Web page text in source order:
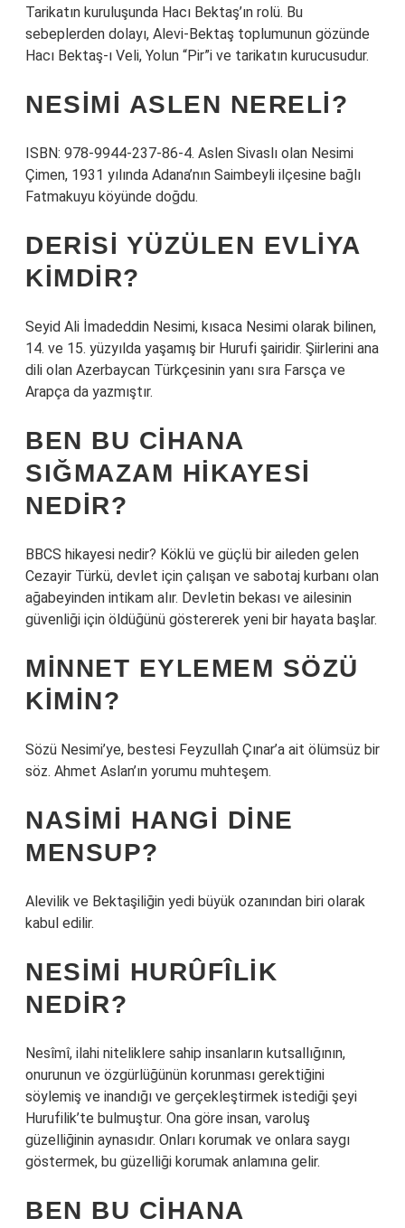
Tarikatın kuruluşunda Hacı Bektaş’ın rolü. Bu
sebeplerden dolayı, Alevi-Bektaş toplumunun gözünde
Hacı Bektaş-ı Veli, Yolun “Pir”i ve tarikatın kurucusudur.
NESIMI ASLEN NERELI?
ISBN: 978-9944-237-86-4. Aslen Sivaslı olan Nesimi
Çimen, 1931 yılında Adana’nın Saimbeyli ilçesine bağlı
Fatmakuyu köyünde doğdu.
DERISI YÜZÜLEN EVLIYA
KIMDIR?
Seyid Ali İmadeddin Nesimi, kısaca Nesimi olarak bilinen,
14. ve 15. yüzyılda yaşamış bir Hurufi şairidir. Şiirlerini ana
dili olan Azerbaycan Türkçesinin yanı sıra Farsça ve
Arapça da yazmıştır.
BEN BU CIHANA
SIĞMAZAM HIKAYESI
NEDIR?
BBCS hikayesi nedir? Köklü ve güçlü bir aileden gelen
Cezayir Türkü, devlet için çalışan ve sabotaj kurbanı olan
ağabeyinden intikam alır. Devletin bekası ve ailesinin
güvenliği için öldüğünü göstererek yeni bir hayata başlar.
MINNET EYLEMEM SÖZÜ
KIMIN?
Sözü Nesimi’ye, bestesi Feyzullah Çınar’a ait ölümsüz bir
söz. Ahmet Aslan’ın yorumu muhteşem.
NASIMI HANGI DINE
MENSUP?
Alevilik ve Bektaşiliğin yedi büyük ozanından biri olarak
kabul edilir.
NESIMI HURÛFÎLIK
NEDIR?
Nesîmî, ilahi niteliklere sahip insanların kutsallığının,
onurunun ve özgürlüğünün korunması gerektiğini
söylemiş ve inandığı ve gerçekleştirmek istediği şeyi
Hurufilik’te bulmuştur. Ona göre insan, varoluş
güzelliğinin aynasıdır. Onları korumak ve onlara saygı
göstermek, bu güzelliği korumak anlamına gelir.
BEN BU CIHANA